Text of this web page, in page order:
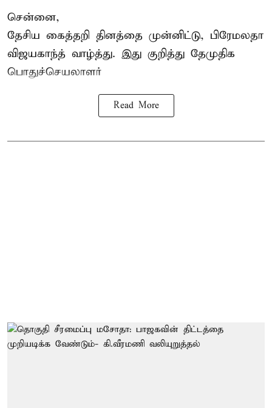
சென்னை,
தேசிய கைத்தறி தினத்தை முன்னிட்டு, பிரேமலதா
விஜயகாந்த் வாழ்த்து. இது குறித்து தேமுதிக
பொதுச்செயலாளர்
Read More